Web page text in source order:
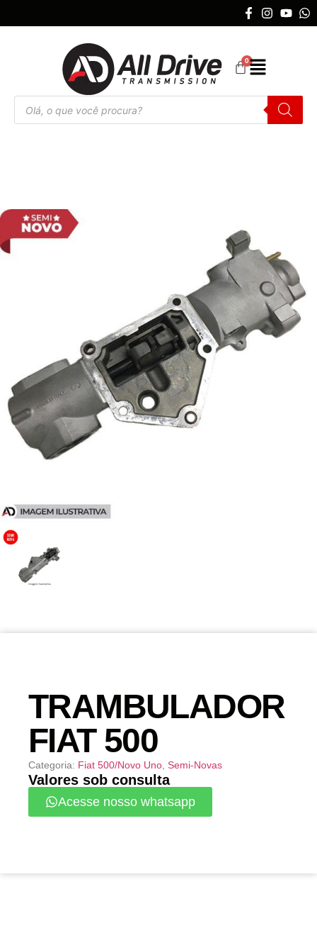
TRAMBULADOR
FIAT 500
Categoria: Fiat 500/Novo Uno Semi-Novas
Valores sob consulta
Acesse nosso whatsapp